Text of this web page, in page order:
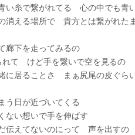
い糸で繋がれてる 心の中でも青
消える場所で 貴方とは繋がれた
廊下を走ってみるの
れて けど手を繋いで空を見るの
に居ることさ まぁ尻尾の皮ぐら
う日が近づいてくる
ない想いで手を伸ばす
伝えてないのにって 声を出すの